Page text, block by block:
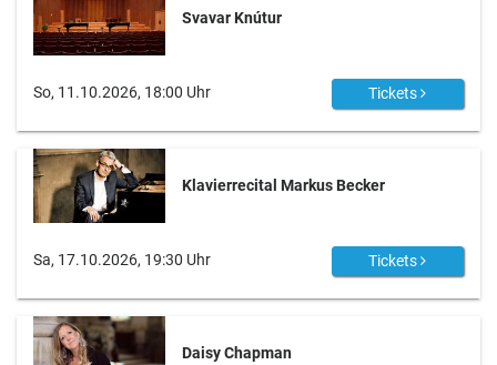
Svavar Knútur
So, 11.10.2026, 18:00 Uhr Tickets
Klavierrecital Markus Becker
Sa, 17.10.2026, 19:30 Uhr Tickets
Daisy Chapman